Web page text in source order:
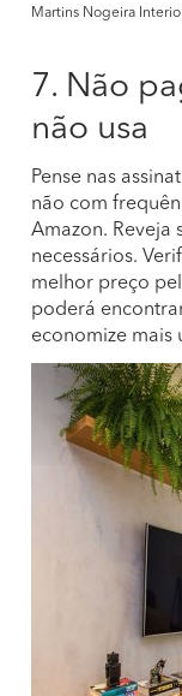
Martins Nogeira
7. Não
não usa
Pense nas
não com
Amazon. Reveja
necessários.
melhor preço
poderá
economize mais